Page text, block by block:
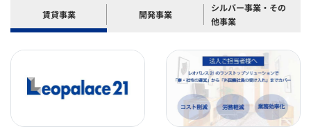
賃貸事業 開発事業
シルバー事業・その
他事業